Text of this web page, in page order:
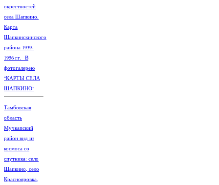
окрестностей
села Шапкино.
Карта
Шапкинскинского
района 1939-
1956 гг. В
фотогалерею
"КАРТЫ СЕЛА
ШАПКИНО"
Тамбовская
область
Мучкапский
район вид из
космоса со
спутника: село
Шапкино, село
Краснояровка,